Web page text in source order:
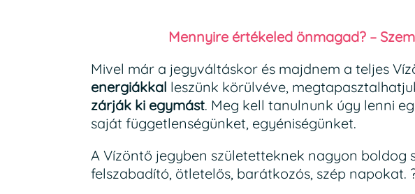
Mennyire értékeled önmagad? –
Mivel már a jegyváltáskor és majdnem a teljes
energiákkal leszünk körülvéve,
zárják ki egymást. Meg kell tanulnunk úgy lenni
saját függetlenségünket, egyéniségünket.
A Vízöntő jegyben születetteknek nagyon boldog
felszabadító, ötletelős, barátkozós, szép napokat.